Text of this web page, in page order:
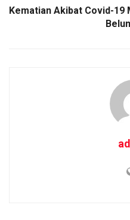
Kematian Akibat Covid-19